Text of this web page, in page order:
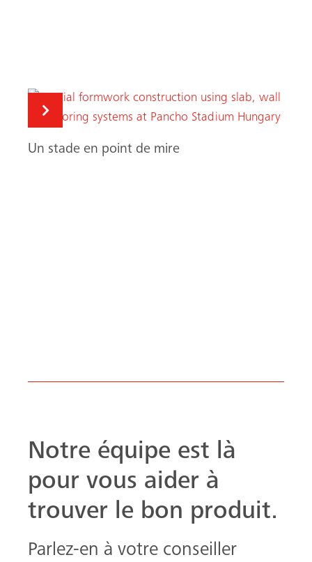
Un stade en point de mire
Notre équipe est là
pour vous aider à
trouver le bon produit.
Parlez-en à votre conseiller